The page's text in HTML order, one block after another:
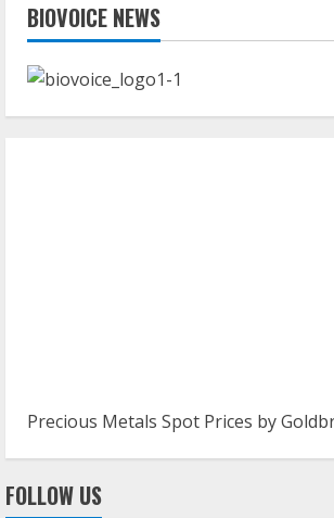
BIOVOICE NEWS
Precious Metals Spot Prices by
FOLLOW US